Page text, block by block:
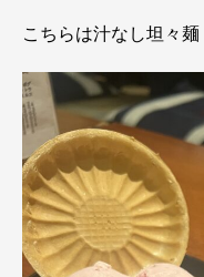
こちらは汁なし坦々麺